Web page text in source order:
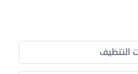
التنظيف